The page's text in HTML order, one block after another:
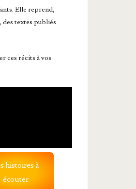
Elle reprend,
des textes publiés
ces récits à vos
histoires à
écouter